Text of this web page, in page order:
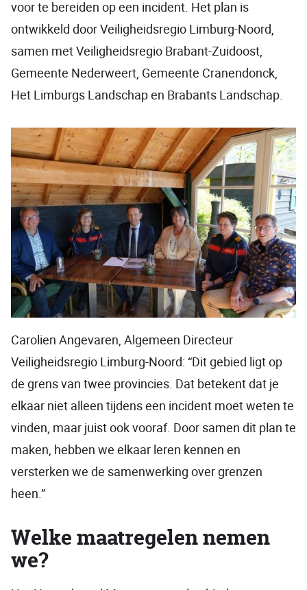
voor te bereiden op een incident. Het plan is
ontwikkeld door Veiligheidsregio Limburg-Noord,
samen met Veiligheidsregio Brabant-Zuidoost,
Gemeente Nederweert, Gemeente Cranendonck,
Het Limburgs Landschap en Brabants Landschap.
Carolien Angevaren, Algemeen Directeur
Veiligheidsregio Limburg-Noord: “Dit gebied ligt op
de grens van twee provincies. Dat betekent dat je
elkaar niet alleen tijdens een incident moet weten te
vinden, maar juist ook vooraf. Door samen dit plan te
maken, hebben we elkaar leren kennen en
versterken we de samenwerking over grenzen
heen.”
Welke maatregelen nemen
we?